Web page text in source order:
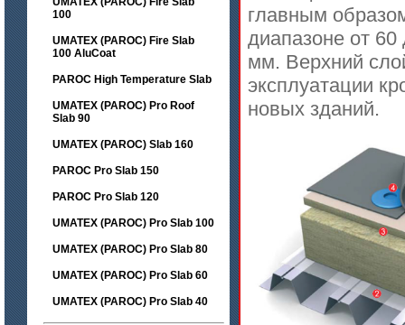
100
UMATEX (PAROC) Fire Slab
100 AluCoat
PAROC High Temperature Slab
UMATEX (PAROC) Pro Roof
Slab 90
UMATEX (PAROC) Slab 160
PAROC Pro Slab 150
PAROC Pro Slab 120
UMATEX (PAROC) Pro Slab 100
UMATEX (PAROC) Pro Slab 80
UMATEX (PAROC) Pro Slab 60
UMATEX (PAROC) Pro Slab 40
главным
диапазоне от
мм. Верхний
эксплуатации
новых зданий.